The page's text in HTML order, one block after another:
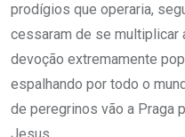
prodígios que operaria,
cessaram de se multiplicar
devoção extremamente
espalhando por todo o
de peregrinos vão a Praga